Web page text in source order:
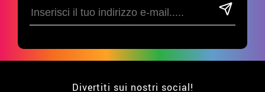
Divertiti sui nostri social!